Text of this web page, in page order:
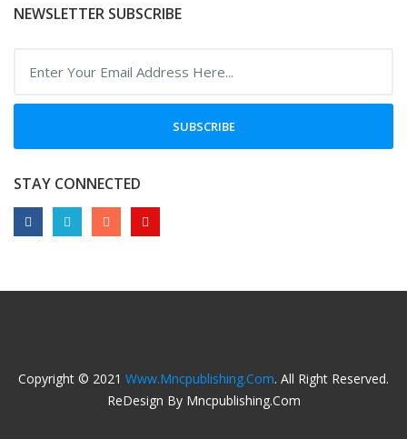
NEWSLETTER SUBSCRIBE
SUBSCRIBE
STAY CONNECTED
Copyright © 2021 Www.mncpublishing.com. All Right Reserved.
ReDesign By Mncpublishing.com